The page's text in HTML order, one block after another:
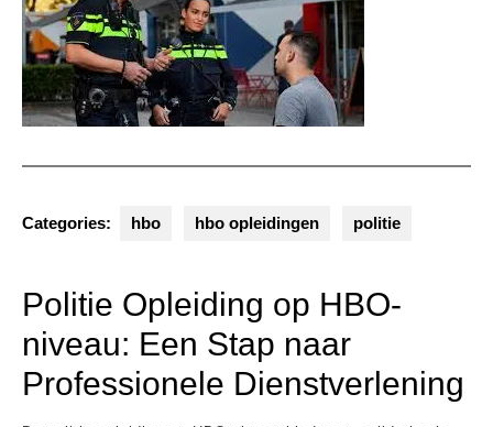
Categories: hbo hbo opleidingen politie
Politie Opleiding op HBO-
niveau: Een Stap naar
Professionele Dienstverlening